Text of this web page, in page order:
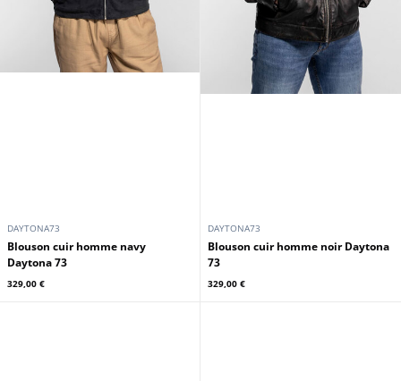
DAYTONA73
Blouson cuir homme navy
Daytona 73
329,00 €
DAYTONA73
Blouson cuir homme noir Daytona
73
329,00 €